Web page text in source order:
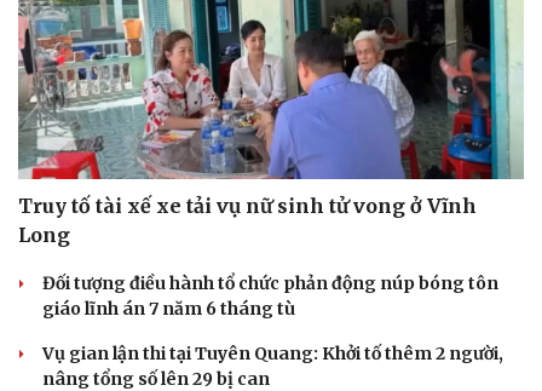
Truy tố tài xế xe tải vụ nữ sinh tử vong ở Vĩnh
Long
Đối tượng điều hành tổ chức phản động núp bóng tôn
giáo lĩnh án 7 năm 6 tháng tù
Vụ gian lận thi tại Tuyên Quang: Khởi tố thêm 2 người,
nâng tổng số lên 29 bị can